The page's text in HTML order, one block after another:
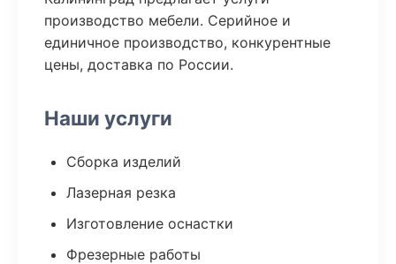
производство мебели. Серийное и
единичное производство, конкурентные
цены, доставка по России.
Наши услуги
Сборка изделий
Лазерная резка
Изготовление оснастки
Фрезерные работы